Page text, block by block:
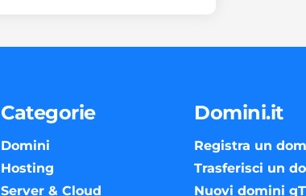
Categorie
Domini
Hosting
Server & Cloud
Domini.it
Registra un
Trasferisci un
Nuovi domini